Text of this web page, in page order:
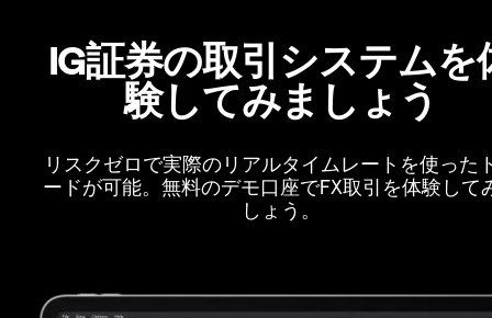
IG証券の取引システムを
験してみましょう
リスクゼロで実際のリアルタイムレートを使った
ードが可能。無料のデモ口座でFX取引を体験して
しょう。